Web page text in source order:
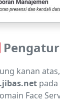
kanan
pada
Face